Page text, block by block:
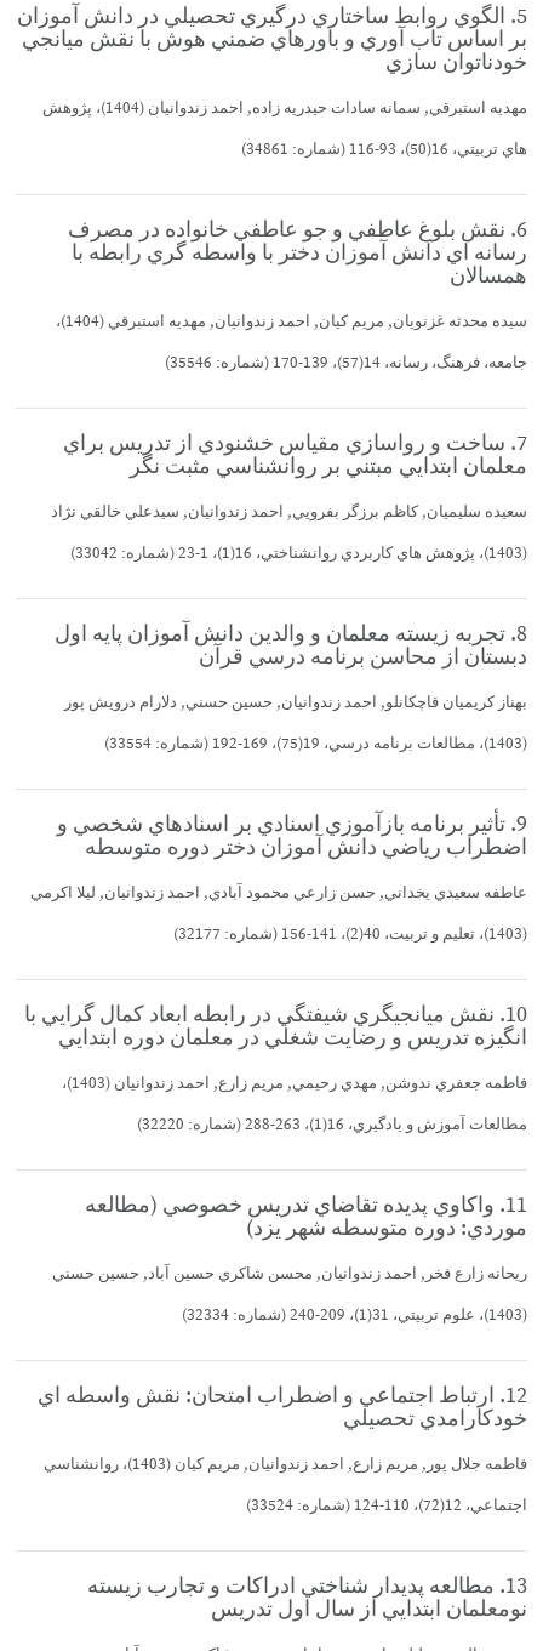
5. الگوي روابط ساختاري درگيري تحصيلي در دانش آموزان
بر اساس تاب آوري و باورهاي ضمني هوش با نقش ميانجي
خودناتوان سازي
مهديه استبرقي, سمانه سادات حيدريه زاده, احمد زندوانيان (1404)، پژوهش
هاي تربيتي، 16(50)، 93-116 (شماره: 34861)
6. نقش بلوغ عاطفي و جو عاطفي خانواده در مصرف
رسانه اي دانش آموزان دختر با واسطه گري رابطه با
همسالان
سيده محدثه غزنويان, مريم كيان, احمد زندوانيان, مهديه استبرقي (1404)،
جامعه، فرهنگ، رسانه، 14(57)، 139-170 (شماره: 35546)
7. ساخت و رواسازي مقياس خشنودي از تدريس براي
معلمان ابتدايي مبتني بر روانشناسي مثبت نگر
سعيده سليميان, كاظم برزگر بفرويي, احمد زندوانيان, سيدعلي خالقي نژاد
(1403)، پژوهش هاي كاربردي روانشناختي، 16(1)، 1-23 (شماره: 33042)
8. تجربه زيسته معلمان و والدين دانش آموزان پايه اول
دبستان از محاسن برنامه درسي قرآن
بهناز كريميان قاچكانلو, احمد زندوانيان, حسين حسني, دلارام درويش پور
(1403)، مطالعات برنامه درسي، 19(75)، 169-192 (شماره: 33554)
9. تأثير برنامه بازآموزي اسنادي بر اسنادهاي شخصي و
اضطراب رياضي دانش آموزان دختر دوره متوسطه
عاطفه سعيدي يخداني, حسن زارعي محمود آبادي, احمد زندوانيان, ليلا اكرمي
(1403)، تعليم و تربيت، 40(2)، 141-156 (شماره: 32177)
10. نقش ميانجيگري شيفتگي در رابطه ابعاد كمال گرايي با
انگيزه تدريس و رضايت شغلي در معلمان دوره ابتدايي
فاطمه جعفري ندوشن, مهدي رحيمي, مريم زارع, احمد زندوانيان (1403)،
مطالعات آموزش و يادگيري، 16(1)، 263-288 (شماره: 32220)
11. واكاوي پديده تقاضاي تدريس خصوصي (مطالعه
موردي: دوره متوسطه شهر يزد)
ريحانه زارع فخر, احمد زندوانيان, محسن شاكري حسين آباد, حسين حسني
(1403)، علوم تربيتي، 31(1)، 209-240 (شماره: 32334)
12. ارتباط اجتماعي و اضطراب امتحان: نقش واسطه اي
خودكارامدي تحصيلي
فاطمه جلال پور, مريم زارع, احمد زندوانيان, مريم كيان (1403)، روانشناسي
اجتماعي، 12(72)، 110-124 (شماره: 33524)
13. مطالعه پديدار شناختي ادراكات و تجارب زيسته
نومعلمان ابتدايي از سال اول تدريس